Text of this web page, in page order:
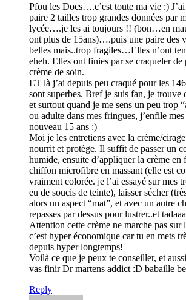
Pfou les Docs….c’est toute ma vie :)
paire 2 tailles trop grandes données par
lycée….je les ai toujours !! (bon…en
ont plus de 15ans)….puis une paire des
belles mais..trop fragiles…Elles n’ont
eheh. Elles ont finies par se craqueler de
crème de soin.
ET là j’ai depuis peu craqué pour les
sont superbes. Bref je suis fan, je trouve
et surtout quand je me sens un peu trop
ou adulte dans mes fringues, j’enfile mes
nouveau 15 ans :)
Moi je les entretiens avec la crème/
nourrit et protège. Il suffit de passer un
humide, ensuite d’appliquer la crème en
chiffon microfibre en massant (elle est
vraiment colorée. je l’ai essayé sur mes
eu de soucis de teinte), laisser sécher
alors un aspect “mat”, et avec un autre
repasses par dessus pour lustrer..et
Attention cette crème ne marche pas sur
c’est hyper économique car tu en mets
depuis hyper longtemps!
Voilà ce que je peux te conseiller, et
vas finir Dr martens addict :D babaille
Reply